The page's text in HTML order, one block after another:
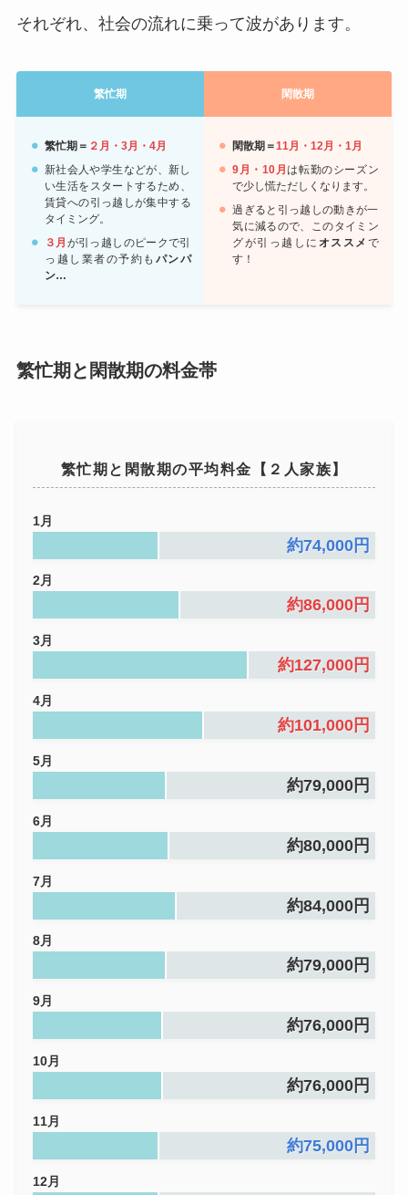
それぞれ、社会の流れに乗って波があります。
繁忙期 閑散期
繁忙期＝ ２月・3月・4月
新社会人や学生などが、新し
い生活をスタートするため、
賃貸への引っ越しが集中する
タイミング。
３月 が引っ越しのピークで引
っ越し業者の予約も パンパ
ン…
閑散期＝11月・12月・1月
9月・10月は転勤のシーズン
で少し慌ただしくなります。
過ぎると引っ越しの動きが一
気に減るので、このタイミン
グが引っ越しに オススメ で
す！
繁忙期と閑散期の料金帯
繁忙期と閑散期の平均料金【２人家族】
1月
約74,000円
2月
約86,000円
3月
約127,000円
4月
約101,000円
5月
約79,000円
6月
約80,000円
7月
約84,000円
8月
約79,000円
9月
約76,000円
10月
約76,000円
11月
約75,000円
12月